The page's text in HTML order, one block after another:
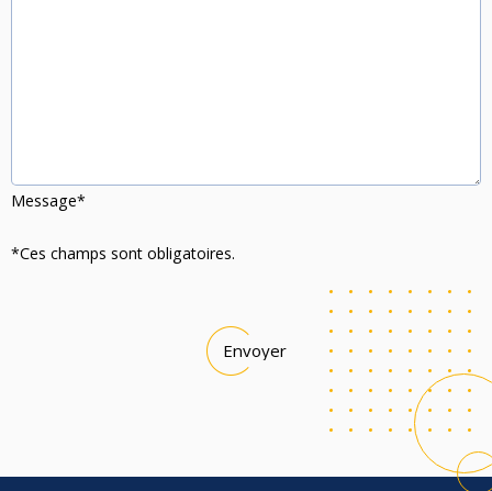
Message*
*Ces champs sont obligatoires.